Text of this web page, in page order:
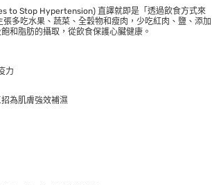
to Stop Hypertension) 直譯就即是「透過飲食方式來
多吃水果、蔬菜、全穀物和瘦肉，少吃紅肉、鹽、添加
和脂肪的攝取，從飲食保護心臟健康。
力
招為肌膚強效補濕